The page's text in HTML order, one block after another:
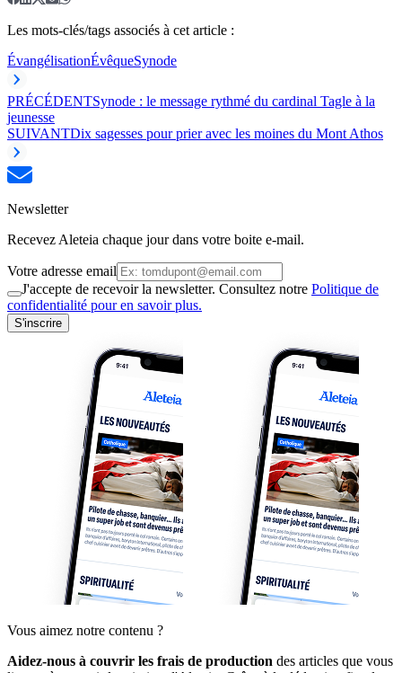
Les mots-clés/tags associés à cet article :
ÉvangélisationÉvêqueSynode
PRÉCÉDENTSynode : le message rythmé du cardinal Tagle à la
jeunesse
SUIVANTDix sagesses pour prier avec les moines du Mont Athos
Newsletter
Recevez Aleteia chaque jour dans votre boite e-mail.
Votre adresse email
J'accepte de recevoir la newsletter. Consultez notre Politique de
confidentialité pour en savoir plus.
S'inscrire
Vous aimez notre contenu ?
Aidez-nous à couvrir les frais de production des articles que vous